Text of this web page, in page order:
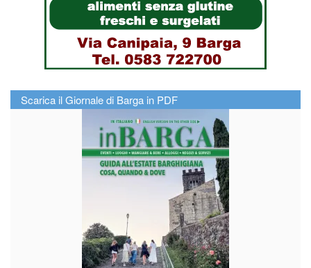
Scarica il Giornale di Barga in PDF